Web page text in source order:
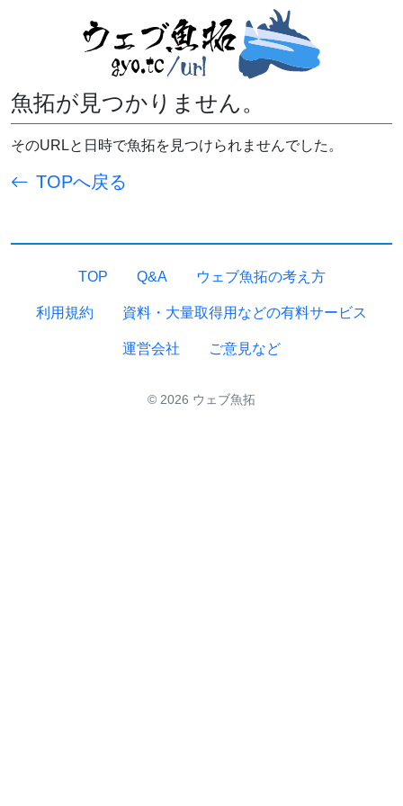
魚拓が見つかりません。
そのURLと日時で魚拓を見つけられませんでした。
TOPへ戻る
TOP Q&A ウェブ魚拓の考え方
利用規約 資料・大量取得用などの有料サービス
運営会社 ご意見など
© 2026 ウェブ魚拓